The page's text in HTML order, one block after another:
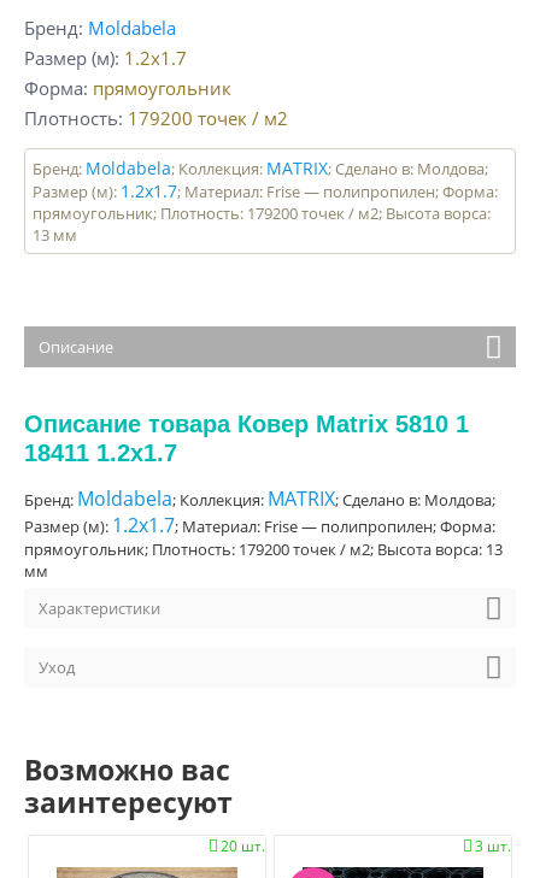
Бренд Moldabela
Размер (м) 1.2x1.7
Форма прямоугольник
Плотность 179200 точек / м2
Бренд: Moldabela; Коллекция: MATRIX; Сделано в: Молдова;
Размер (м): 1.2x1.7; Материал: Frise — полипропилен; Форма:
прямоугольник; Плотность: 179200 точек / м2; Высота ворса:
13 мм
Описание
Описание товара Ковер Matrix 5810 1
18411 1.2x1.7
Бренд: Moldabela; Коллекция: MATRIX; Сделано в: Молдова;
Размер (м): 1.2x1.7; Материал: Frise — полипропилен; Форма:
прямоугольник; Плотность: 179200 точек / м2; Высота ворса: 13
мм
Характеристики
Уход
Возможно вас
заинтересуют
20 шт.
 3 шт.
